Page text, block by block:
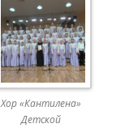
Хор «Кантилена»
Детской